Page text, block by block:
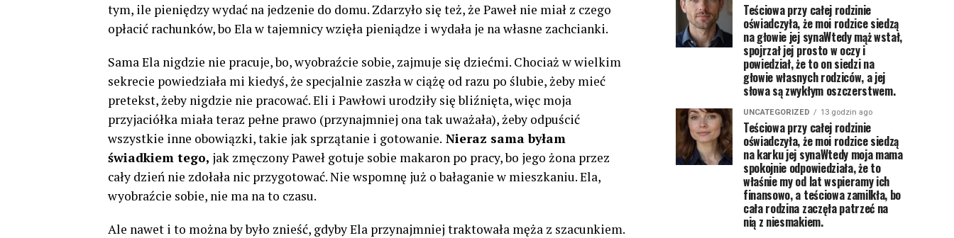
tym, ile pieniędzy wydać na jedzenie do domu. Zdarzyło się też, że Paweł nie miał z czego
opłacić rachunków, bo Ela w tajemnicy wzięła pieniądze i wydała je na własne zachcianki.
Sama Ela nigdzie nie pracuje, bo, wyobraźcie sobie, zajmuje się dziećmi. Chociaż w wielkim
sekrecie powiedziała mi kiedyś, że specjalnie zaszła w ciążę od razu po ślubie, żeby mieć
pretekst, żeby nigdzie nie pracować. Eli i Pawłowi urodziły się bliźnięta, więc moja
przyjaciółka miała teraz pełne prawo (przynajmniej ona tak uważała), żeby odpuścić
wszystkie inne obowiązki, takie jak sprzątanie i gotowanie. Nieraz sama byłam
świadkiem tego, jak zmęczony Paweł gotuje sobie makaron po pracy, bo jego żona przez
cały dzień nie zdołała nic przygotować. Nie wspomnę już o bałaganie w mieszkaniu. Ela,
wyobraźcie sobie, nie ma na to czasu.
Ale nawet i to można by było znieść, gdyby Ela przynajmniej traktowała męża z szacunkiem.
Teściowa przy całej rodzinie
oświadczyła, że moi rodzice siedzą
na głowie jej synaWtedy mąż wstał,
spojrzał jej prosto w oczy i
powiedział, że to on siedzi na
głowie własnych rodziców, a jej
słowa są zwykłym oszczerstwem.
UNCATEGORIZED 13 godzin ago
Teściowa przy całej rodzinie
oświadczyła, że moi rodzice siedzą
na karku jej synaWtedy moja mama
spokojnie odpowiedziała, że to
właśnie my od lat wspieramy ich
finansowo, a teściowa zamilkła, bo
cała rodzina zaczęła patrzeć na
nią z niesmakiem.